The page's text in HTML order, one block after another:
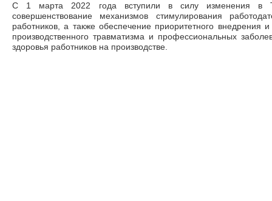
С 1 марта 2022 года вступили в силу изменения в
совершенствование механизмов стимулирования
работников, а также обеспечение приоритетного внедрения
производственного травматизма и профессиональных
здоровья работников на производстве.